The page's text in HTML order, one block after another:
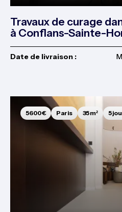
Travaux de curage
à Conflans-Sainte-
Date de livraison :
5 600€ Paris 35 m² 5